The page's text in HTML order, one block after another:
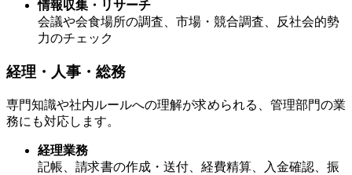
情報収集・リサーチ
会議や会食場所の調査、市場・競合調査、反社会的勢
力のチェック
経理・人事・総務
専門知識や社内ルールへの理解が求められる、管理部門の業
務にも対応します。
経理業務
記帳、請求書の作成・送付、経費精算、入金確認、振